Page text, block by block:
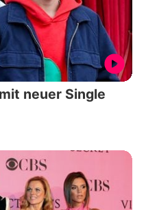
neuer Single